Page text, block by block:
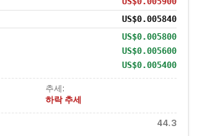
US$0.005840
US$0.005800
US$0.005600
US$0.005400
추세:
하락 추세
44.3